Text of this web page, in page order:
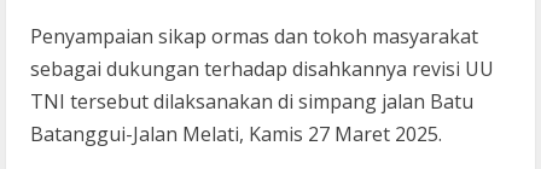
Penyampaian sikap ormas dan tokoh masyarakat
sebagai dukungan terhadap disahkannya revisi UU
TNI tersebut dilaksanakan di simpang jalan Batu
Batanggui-Jalan Melati, Kamis 27 Maret 2025.